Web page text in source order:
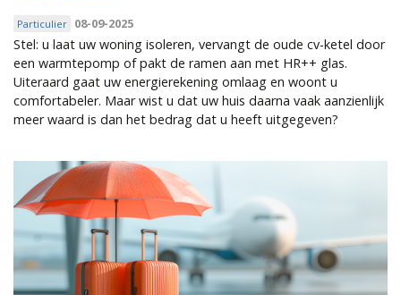
Particulier 08-09-2025
Stel: u laat uw woning isoleren, vervangt de oude cv-ketel door
een warmtepomp of pakt de ramen aan met HR++ glas.
Uiteraard gaat uw energierekening omlaag en woont u
comfortabeler. Maar wist u dat uw huis daarna vaak aanzienlijk
meer waard is dan het bedrag dat u heeft uitgegeven?